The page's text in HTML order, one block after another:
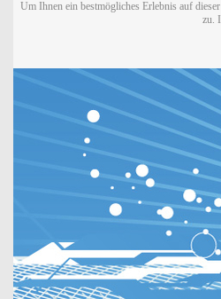
Um Ihnen ein bestmögliches Erlebnis auf
zu.